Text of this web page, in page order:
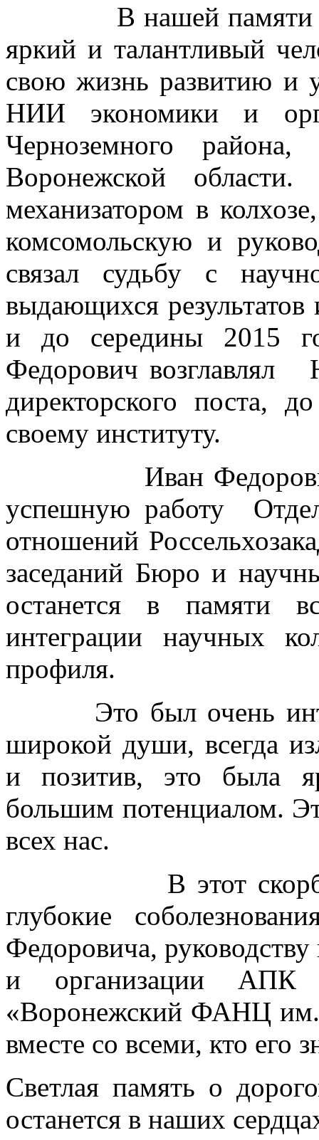
В нашей памяти
яркий и талантливый
свою жизнь развитию и
НИИ экономики и
Черноземного
Воронежской
механизатором в
комсомольскую и
связал судьбу с
выдающихся
и до середины 2015
Федорович
директорского поста,
своему институту.
Иван Федорович
успешную работу
отношений
заседаний Бюро и
останется в памяти
интеграции научных
профиля.
Это был очень
широкой души, всегда
и позитив, это была
большим потенциалом.
всех нас.
В этот скорбный
глубокие
Федоровича,
и организации
«Воронежский ФАНЦ
вместе со всеми, кто его
Светлая память о
останется в наших